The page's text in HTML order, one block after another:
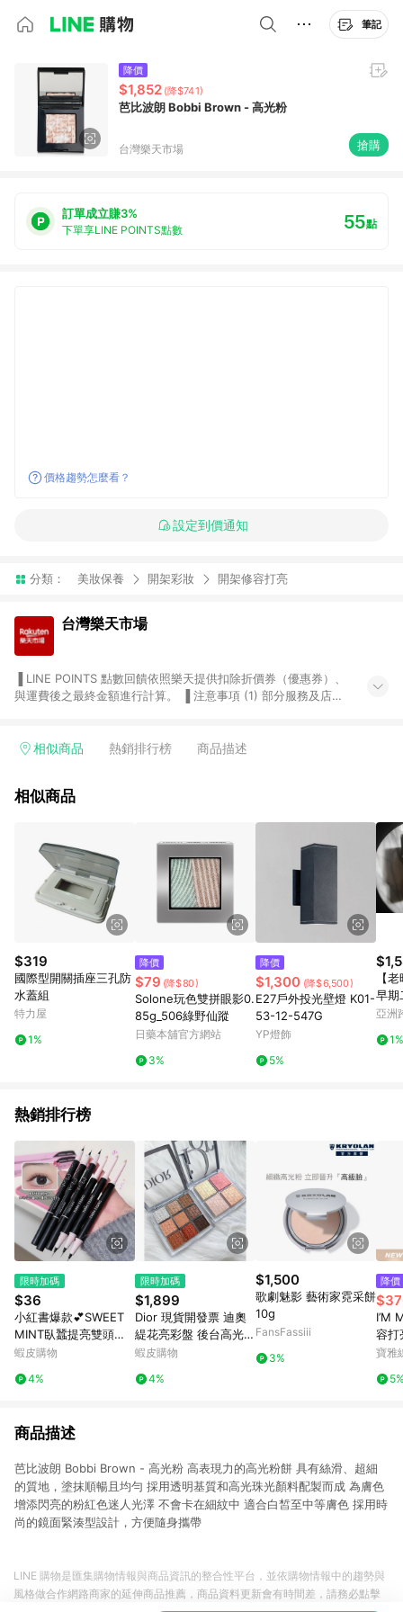
筆記
降價
$1,852 (降$741)
芭比波朗 Bobbi Brown - 高光粉
台灣樂天市場 搶購
訂單成立賺3%
下單享LINE POINTS點數 55點
價格趨勢怎麼看？
設定到價通知
分類： 美妝保養 開架彩妝 開架修容打亮
台灣樂天市場
與運費後之最終金額進行計算。 ▐ 注意事項 (1) 部分服務及店家
Smart mobile、神腦生活、JS巨盛、樂天KOBO電子書，請詳閱
台灣樂天市場，並在同一瀏覽器於24小時內結帳，才享有 LINE
使用APP、或中途瀏覽比價網、回饋網、Google等其他網頁、或
由網頁版(電腦版/手機版網頁)切換為App都將會造成追蹤中斷而
無法進行 LINE POINTS 回饋。 (5) LINE 購物為購物資訊整合性
平台，商品資料更新會有時間差，如顯示之商品規格、顏色、價
位、贈品與台灣樂天市場銷售網頁不符，以銷售網頁標示為準。
(6) 導購訂單已逾 365 天，根據台灣樂天回饋規定，逾期訂單將
不符合回饋資格。 (7) 若上述或其他原因，致使消費者無接收到
點數回饋或點數回饋有爭議，台灣樂天市場保有更改條款與法律
追訴之權利，活動詳情以樂天市場網站公告為準。
相似商品 熱銷排行榜 商品描述
相似商品
$319
國際型開關插座三孔防
水蓋組
特力屋
1%
降價
$79 (降$80)
Solone玩色雙拼眼影0.
85g_506綠野仙蹤
日藥本舖官方網站
3%
降價
$1,300 (降$6,500)
E27戶外投光壁燈 K01-
53-12-547G
YP燈飾
5%
【
早期
亞洲
1%
熱銷排行榜
限時加碼
$36
小紅書爆款💕SWEET
MINT臥蠶提亮雙頭筆~
甜妹眼妝 高光 提亮 兩
臥蠶筆 高光 眼線筆
蝦皮購物
4%
限時加碼
$1,899
Dior 現貨開發票 迪奧
緹花亮彩盤 後台高光
亮采盤01 02 03 04 DI
蝦皮購物
4%
$1,500
歌劇魅影 藝術家霓采餅
10g
FansFassiii
3%
降價
I’M
容打
選
寶雅
商品描述
芭比波朗 Bobbi Brown - 高光粉 高表現力的高光粉餅 具有絲滑、超細
的質地，塗抹順暢且均勻 採用透明基質和高光珠光顏料配製而成 為膚色
增添閃亮的粉紅色迷人光澤 不會卡在細紋中 適合白皙至中等膚色 採用時
尚的鏡面緊湊型設計，方便隨身攜帶
LINE 購物是匯集購物情報與商品資訊的整合性平台，並依購物情報中的趨勢與
風格做合作網路商家的延伸商品推薦，商品資料更新會有時間差，請務必點擊